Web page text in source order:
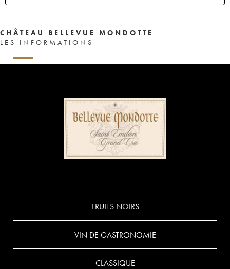
CHÂTEAU BELLEVUE MONDOTTE
LES INFORMATIONS
FRUITS NOIRS
VIN DE GASTRONOMIE
CLASSIQUE